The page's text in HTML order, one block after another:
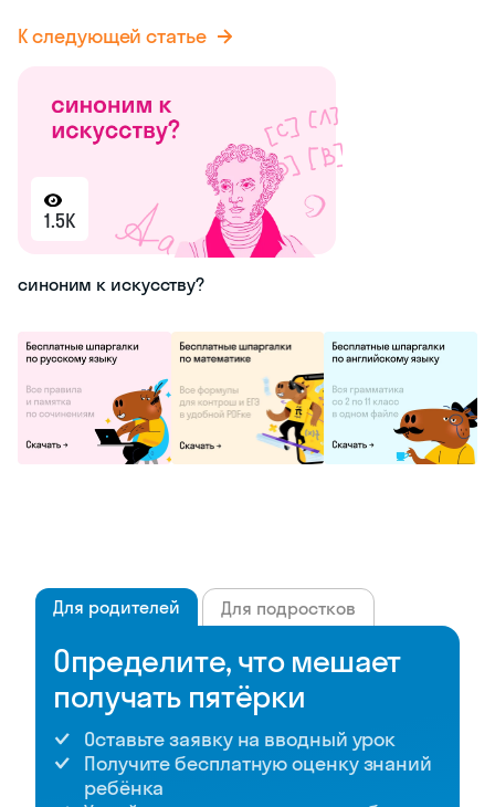
К следующей статье
1.5K
синоним к искусству?
Для родителей Для подростков
Определите, что мешает
получать пятёрки
Оставьте заявку на вводный урок
Получите бесплатную оценку знаний
ребёнка